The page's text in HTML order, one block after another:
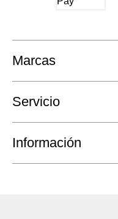
Marcas
Servicio
Información